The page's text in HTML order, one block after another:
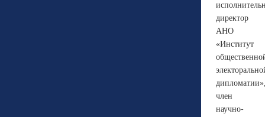
директор
АНО
«Институт
член
научно-